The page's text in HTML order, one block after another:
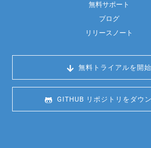
無料サポート
ブログ
リリースノート
無料トライアルを開始
GITHUB リポジトリをダウ